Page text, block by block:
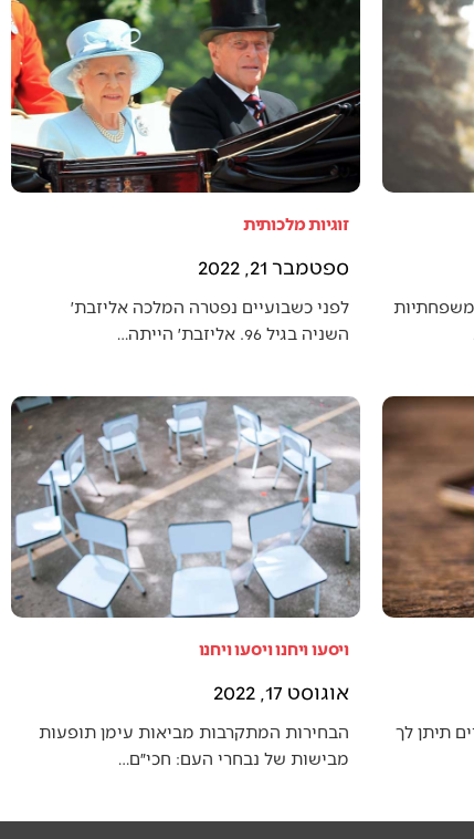
זוגיות מלכותית
ספטמבר 21, 2022
לפני כשבועיים נפטרה המלכה אליזבת׳
השניה בגיל 96. אליזבת׳ הייתה…
תיתן לך
ויסעו ויחנו ויסעו ויחנו
אוגוסט 17, 2022
הבחירות המתקרבות מביאות עימן תופעות
מבישות של נבחרי העם: חכי״ם…